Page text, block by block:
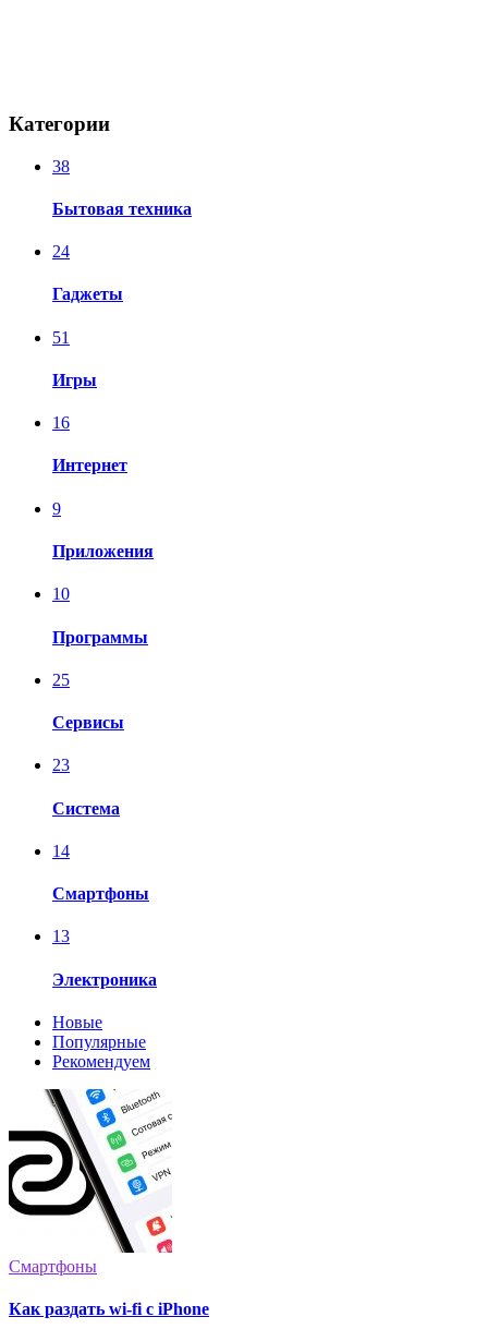
Категории
38
Бытовая техника
24
Гаджеты
51
Игры
16
Интернет
9
Приложения
10
Программы
25
Сервисы
23
Система
14
Смартфоны
13
Электроника
Новые
Популярные
Рекомендуем
Смартфоны
Как раздать wi-fi с iPhone